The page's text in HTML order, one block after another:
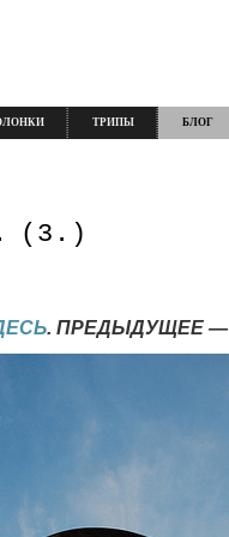
ТРИПЫ БЛОГ
(3.)
. ПРЕДЫДУЩЕЕ —